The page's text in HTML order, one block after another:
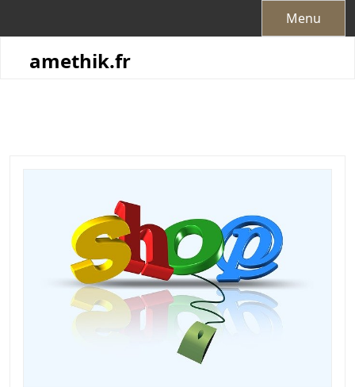
Menu
amethik.fr